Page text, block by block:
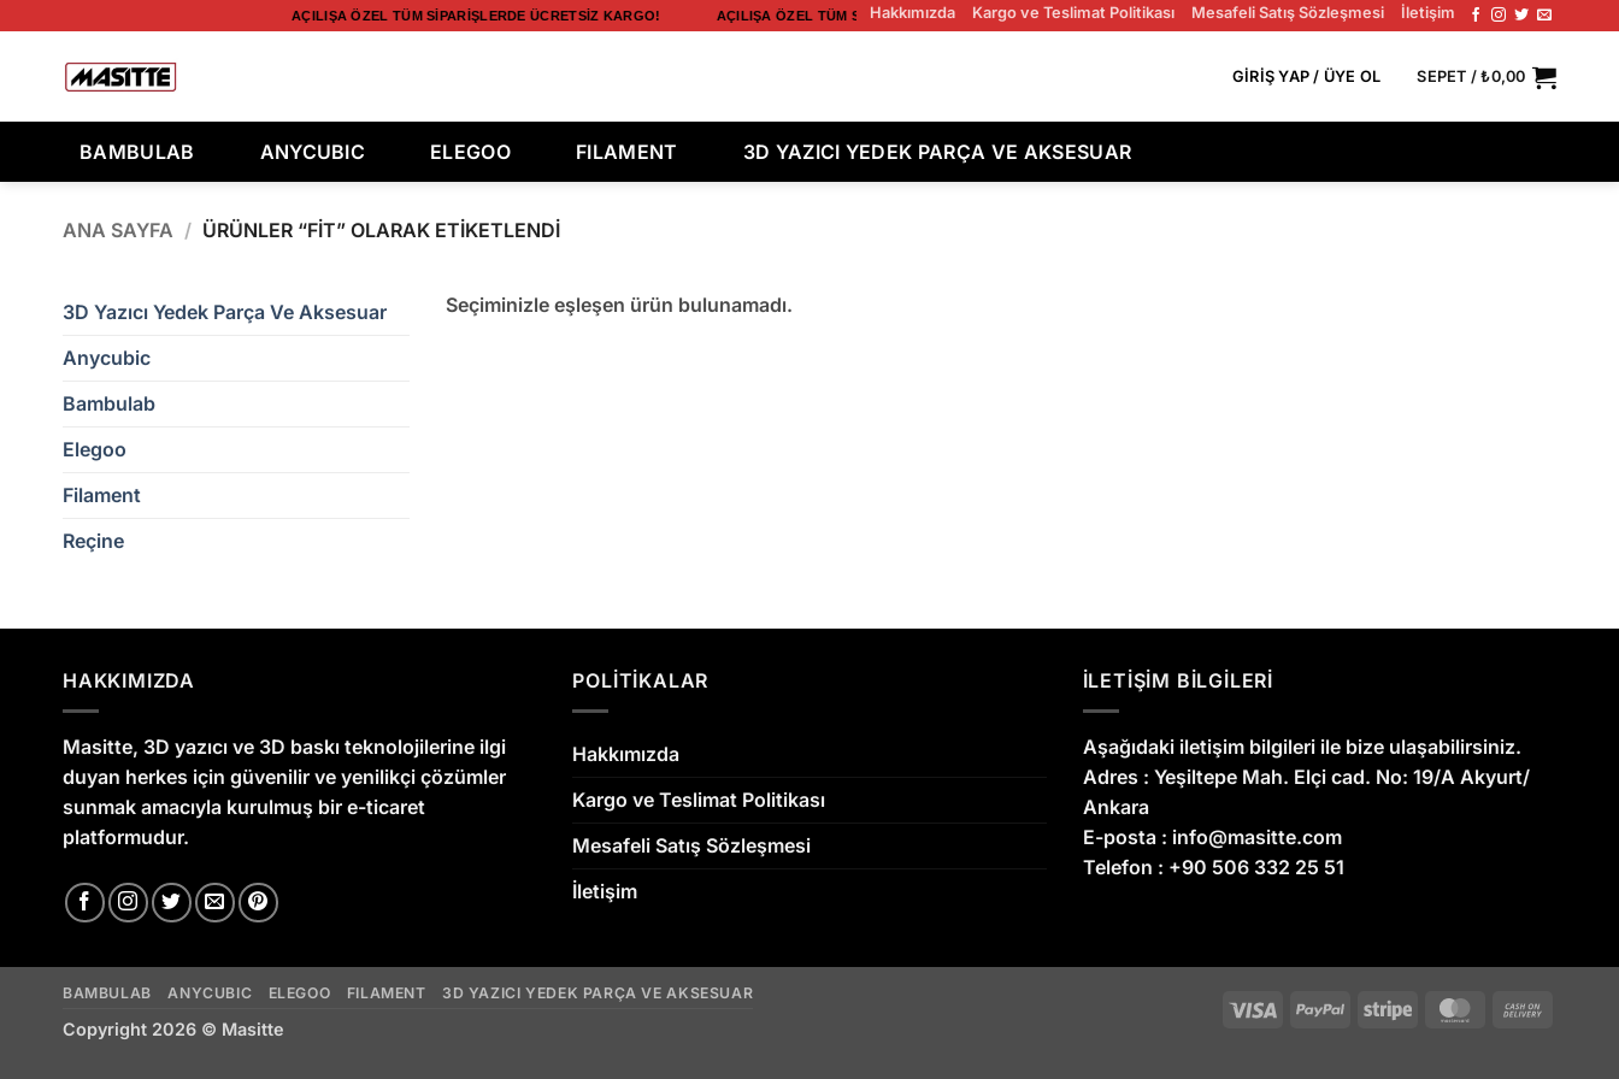
AÇILIŞA ÖZEL TÜM SIPARIŞLERDE ÜCRETSIZ KARGO! AÇILIŞA ÖZEL TÜM SIPARIŞLERDE ÜCRETSIZ KARGO!
Hakkımızda Kargo ve Teslimat Politikası Mesafeli Satış Sözleşmesi İletişim
GIRIŞ YAP / ÜYE OL SEPET /₺0,00
BAMBULAB ANYCUBIC ELEGOO FILAMENT 3D YAZICI YEDEK PARÇA VE AKSESUAR
ANA SAYFA / ÜRÜNLER “FIT” OLARAK ETIKETLENDI
3D Yazıcı Yedek Parça Ve Aksesuar
Anycubic
Bambulab
Elegoo
Filament
Reçine
Seçiminizle eşleşen ürün bulunamadı.
HAKKIMIZDA
Masitte, 3D yazıcı ve 3D baskı teknolojilerine ilgi
duyan herkes için güvenilir ve yenilikçi çözümler
sunmak amacıyla kurulmuş bir e-ticaret
platformudur.
POLİTİKALAR
Hakkımızda
Kargo ve Teslimat Politikası
Mesafeli Satış Sözleşmesi
İletişim
İLETİŞİM BİLGİLERİ
Aşağıdaki iletişim bilgileri ile bize ulaşabilirsiniz.
Adres : Yeşiltepe Mah. Elçi cad. No: 19/A Akyurt/
Ankara
E-posta : info@masitte.com
Telefon : +90 506 332 25 51
Visa PayPal Stripe MasterCard
BAMBULAB ANYCUBIC ELEGOO FILAMENT 3D YAZICI YEDEK PARÇA VE AKSESUAR
Copyright 2026 © Masitte